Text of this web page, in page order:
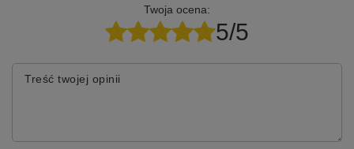
Twoja ocena:
5/5
Treść twojej opinii